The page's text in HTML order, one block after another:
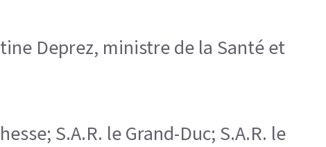
Deprez, ministre de la Santé et
S.A.R. le Grand-Duc; S.A.R. le